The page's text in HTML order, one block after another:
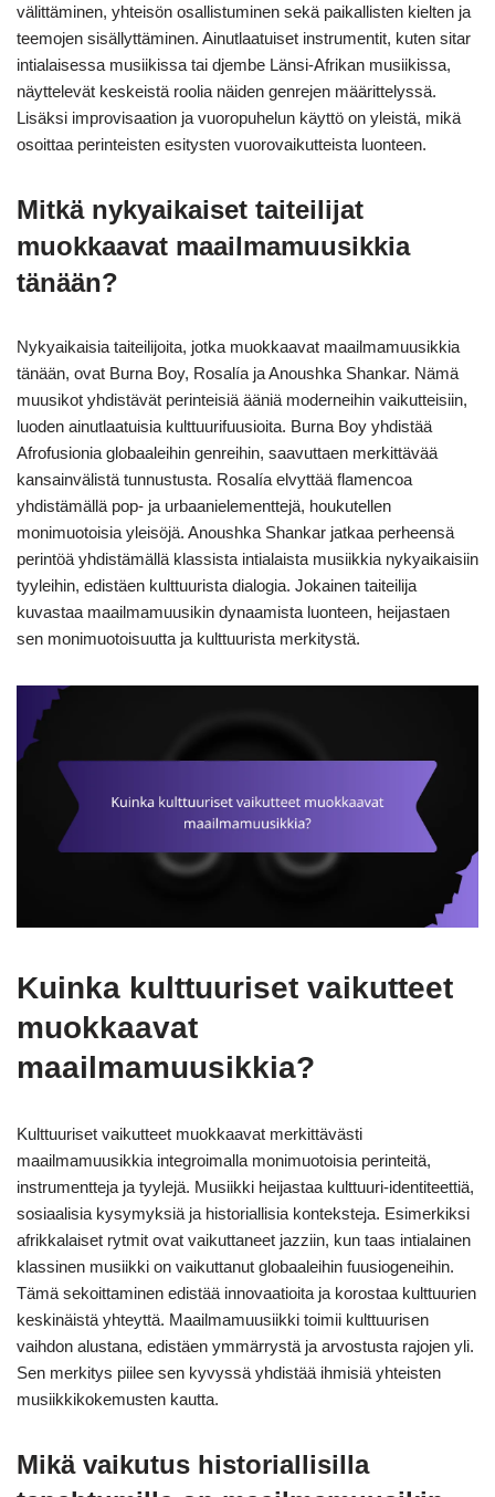
välittäminen, yhteisön osallistuminen sekä paikallisten kielten ja
teemojen sisällyttäminen. Ainutlaatuiset instrumentit, kuten sitar
intialaisessa musiikissa tai djembe Länsi-Afrikan musiikissa,
näyttelevät keskeistä roolia näiden genrejen määrittelyssä.
Lisäksi improvisaation ja vuoropuhelun käyttö on yleistä, mikä
osoittaa perinteisten esitysten vuorovaikutteista luonteen.
Mitkä nykyaikaiset taiteilijat
muokkaavat maailmamuusikkia
tänään?
Nykyaikaisia taiteilijoita, jotka muokkaavat maailmamuusikkia
tänään, ovat Burna Boy, Rosalía ja Anoushka Shankar. Nämä
muusikot yhdistävät perinteisiä ääniä moderneihin vaikutteisiin,
luoden ainutlaatuisia kulttuurifuusioita. Burna Boy yhdistää
Afrofusionia globaaleihin genreihin, saavuttaen merkittävää
kansainvälistä tunnustusta. Rosalía elvyttää flamencoa
yhdistämällä pop- ja urbaanielementtejä, houkutellen
monimuotoisia yleisöjä. Anoushka Shankar jatkaa perheensä
perintöä yhdistämällä klassista intialaista musiikkia nykyaikaisiin
tyyleihin, edistäen kulttuurista dialogia. Jokainen taiteilija
kuvastaa maailmamuusikin dynaamista luonteen, heijastaen
sen monimuotoisuutta ja kulttuurista merkitystä.
Kuinka kulttuuriset vaikutteet
muokkaavat
maailmamuusikkia?
Kulttuuriset vaikutteet muokkaavat merkittävästi
maailmamuusikkia integroimalla monimuotoisia perinteitä,
instrumentteja ja tyylejä. Musiikki heijastaa kulttuuri-identiteettiä,
sosiaalisia kysymyksiä ja historiallisia konteksteja. Esimerkiksi
afrikkalaiset rytmit ovat vaikuttaneet jazziin, kun taas intialainen
klassinen musiikki on vaikuttanut globaaleihin fuusiogeneihin.
Tämä sekoittaminen edistää innovaatioita ja korostaa kulttuurien
keskinäistä yhteyttä. Maailmamuusiikki toimii kulttuurisen
vaihdon alustana, edistäen ymmärrystä ja arvostusta rajojen yli.
Sen merkitys piilee sen kyvyssä yhdistää ihmisiä yhteisten
musiikkikokemusten kautta.
Mikä vaikutus historiallisilla